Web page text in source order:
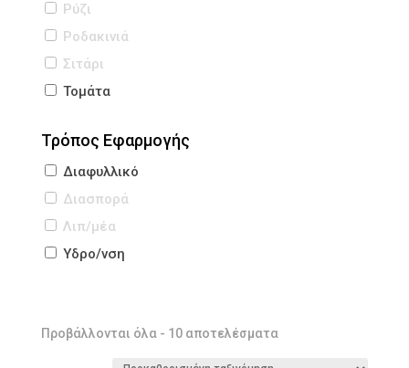
Ρύζι
Ροδακινιά
Σιτάρι
Τομάτα
Τρόπος Εφαρμογής
Διαφυλλικό
Διασπορά
Λιπ/μέα
Υδρo/νση
Προβάλλονται όλα - 10 αποτελέσματα